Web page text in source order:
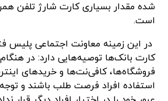
شده مقدار بسیاری کارت شارژ تلفن
است.
در این زمینه معاونت اجتماعی پلیس
کارت بانک‌ها توصیه‌هایی دارد: در
فروشگاه‌ها، کافی‌نت‌ها و خریدهای
استفاده افراد فرصت طلب باشند و